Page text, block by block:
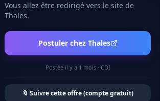
Vous allez être redirigé vers le site de
Thales.
Postuler chez Thales
Postée il y a 1 mois· CDI
🔖 Suivre cette offre (compte gratuit)